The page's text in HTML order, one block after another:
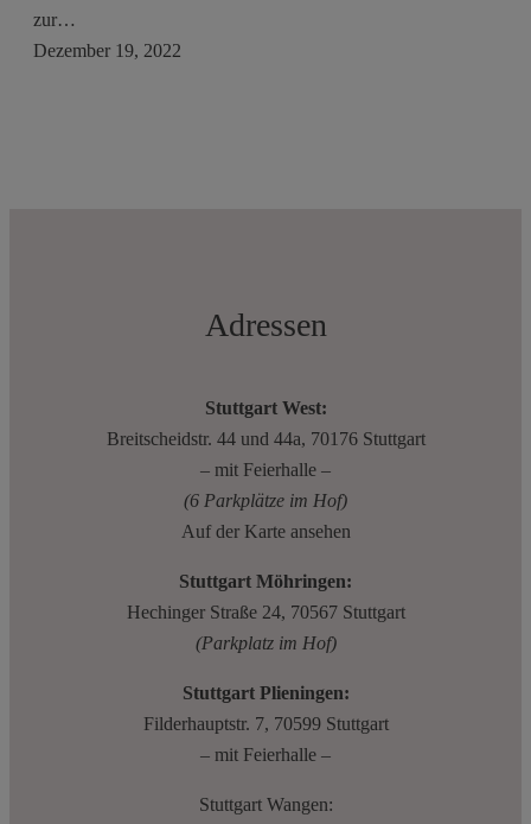
zur…
Dezember 19, 2022
Adressen
Stuttgart West:
Breitscheidstr. 44 und 44a, 70176 Stuttgart
– mit Feierhalle –
(6 Parkplätze im Hof)
Auf der Karte ansehen
Stuttgart Möhringen:
Hechinger Straße 24, 70567 Stuttgart
(Parkplatz im Hof)
Stuttgart Plieningen:
Filderhauptstr. 7, 70599 Stuttgart
– mit Feierhalle –
Stuttgart Wangen: